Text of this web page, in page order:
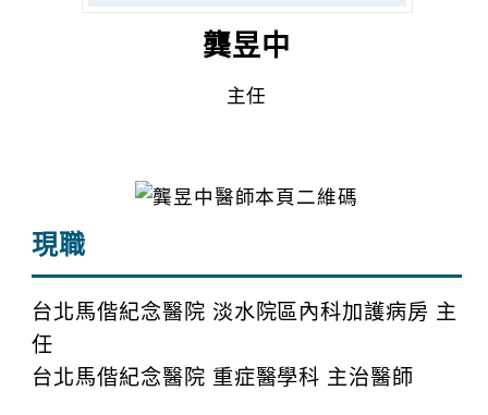
龔昱中
主任
現職
台北馬偕紀念醫院 淡水院區內科加護病房 主
任
台北馬偕紀念醫院 重症醫學科 主治醫師